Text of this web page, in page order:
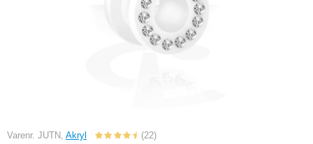
Varenr. JUTN, Akryl (22)